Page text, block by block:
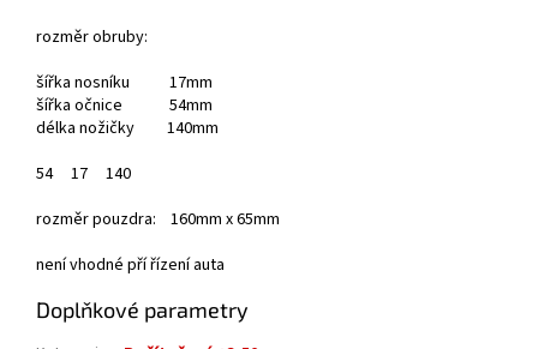
rozměr obruby:
šířka nosníku 17mm
šířka očnice 54mm
délka nožičky 140mm
54 17 140
rozměr pouzdra: 160mm x 65mm
není vhodné pří řízení auta
Doplňkové parametry